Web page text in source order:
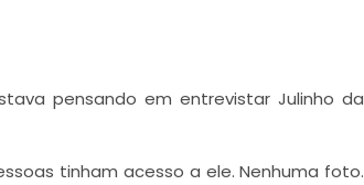
pensando em entrevistar Julinho da
tinham acesso a ele. Nenhuma foto.